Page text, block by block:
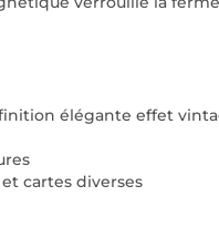
élégante effet
cartes diverses